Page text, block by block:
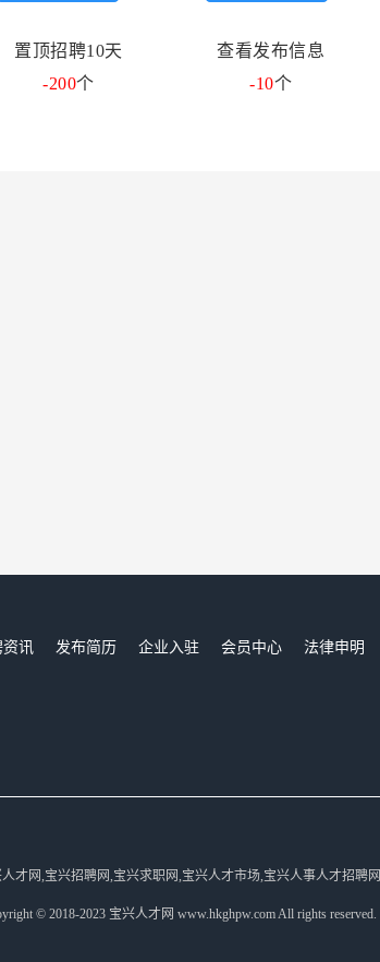
置顶招聘10天
查看发布信息
-200个 -10个
资讯 发布简历 企业入驻 会员中心
法律申明
人才网,宝兴招聘网,宝兴求职网,宝兴人才市场,宝兴人事人才招聘网
© 2018-2023 宝兴人才网 www.hkghpw.com All rights reserved.